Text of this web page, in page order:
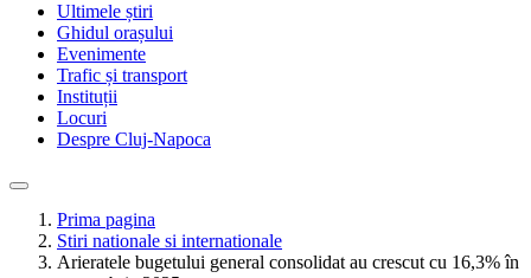
Ultimele știri
Ghidul orașului
Evenimente
Trafic și transport
Instituții
Locuri
Despre Cluj-Napoca
Prima pagina
Stiri nationale si internationale
Arieratele bugetului general consolidat au crescut cu 16,3% în